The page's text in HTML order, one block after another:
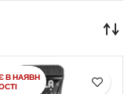
В НАЯВН